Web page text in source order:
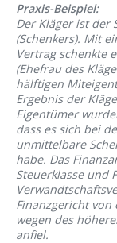
Praxis-Beispiel:
Der Kläger ist der
(Schenkers). Mit
Vertrag schenkte
(Ehefrau des
hälftigen
Ergebnis der
Eigentümer
dass es sich bei
unmittelbare
habe. Das
Steuerklasse und
Finanzgericht von
wegen des
anfiel.